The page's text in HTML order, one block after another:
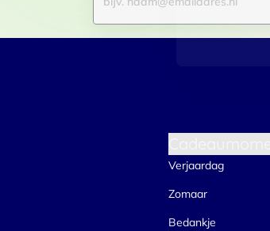
Verjaardag
Zomaar
Bedankje